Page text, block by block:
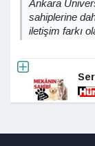
Ankara
sahiplerine
iletişim farkı
duygusal